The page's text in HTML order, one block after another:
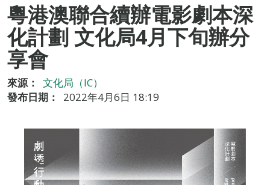
粵港澳聯合續辦電影劇本深
化計劃 文化局4月下旬辦分
享會
來源：
文化局（IC）
發布日期：
2022年4月6日 18:19